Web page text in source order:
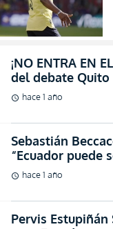
Sebastián
altura, en casa o
schedule hace 1 año
schedule hace 1 año